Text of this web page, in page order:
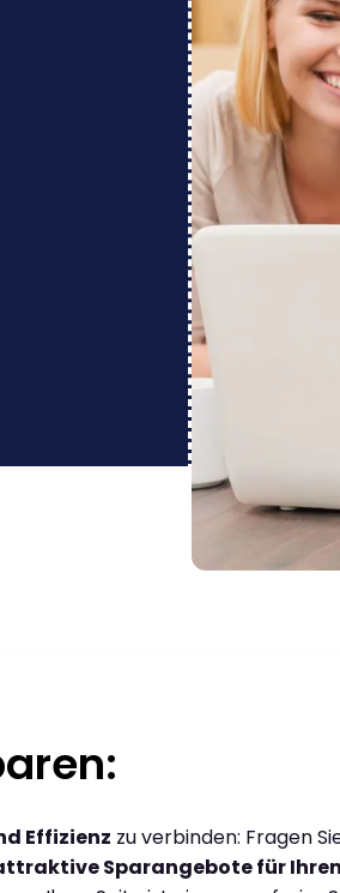
Effizienz zu verbinden: Fragen
Sparangebote für Ihren